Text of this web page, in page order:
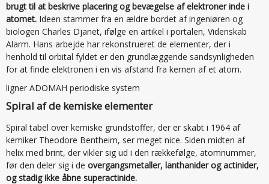
brugt til at beskrive placering og bevægelse af elektroner inde i
atomet. Ideen stammer fra en ældre bordet af ingeniøren og
biologen Charles Djanet, ifølge en artikel i portalen, Videnskab
Alarm. Hans arbejde har rekonstrueret de elementer, der i
henhold til orbital fyldet er den grundlæggende sandsynligheden
for at finde elektronen i en vis afstand fra kernen af et atom.
ligner ADOMAH periodiske system
Spiral af de kemiske elementer
Spiral tabel over kemiske grundstoffer, der er skabt i 1964 af
kemiker Theodore Bentheim, ser meget nice. Siden midten af
helix med brint, der vikler sig ud i den rækkefølge, atomnummer,
før den deler sig i de overgangsmetaller, lanthanider og actinider,
og stadig ikke åbne superactinide.